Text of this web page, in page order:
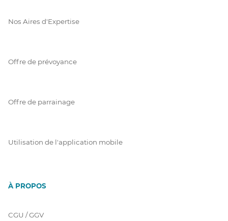
Nos Aires d'Expertise
Offre de prévoyance
Offre de parrainage
Utilisation de l'application mobile
À PROPOS
CGU / GGV